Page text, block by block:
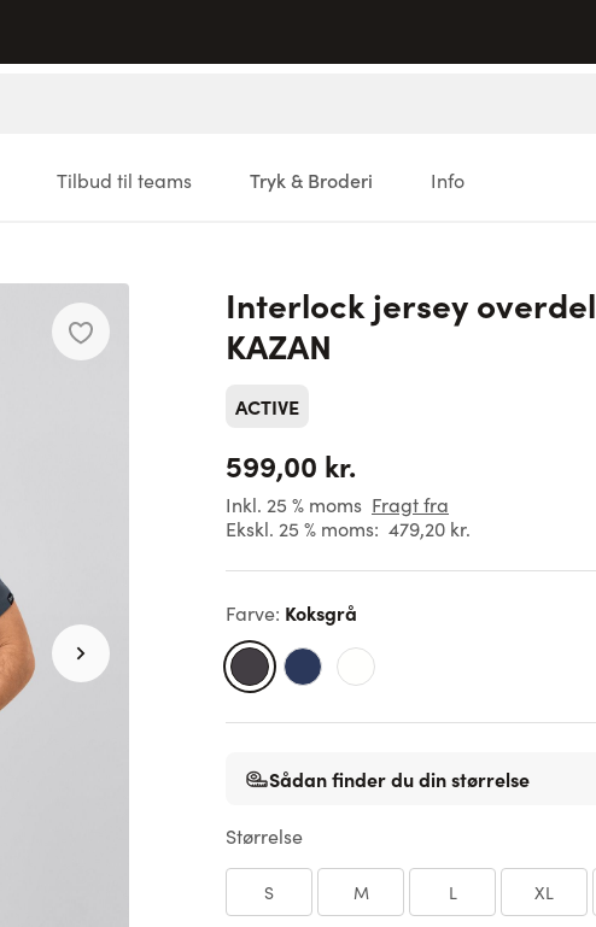
Tilbud til teams Tryk & Broderi Info
Interlock jersey overdel
KAZAN
ACTIVE
599,00 kr.
Inkl. 25 % moms Fragt fra
Ekskl. 25 % moms: 479,20 kr.
Farve: Koksgrå
Sådan finder du din størrelse
Størrelse
S M L XL